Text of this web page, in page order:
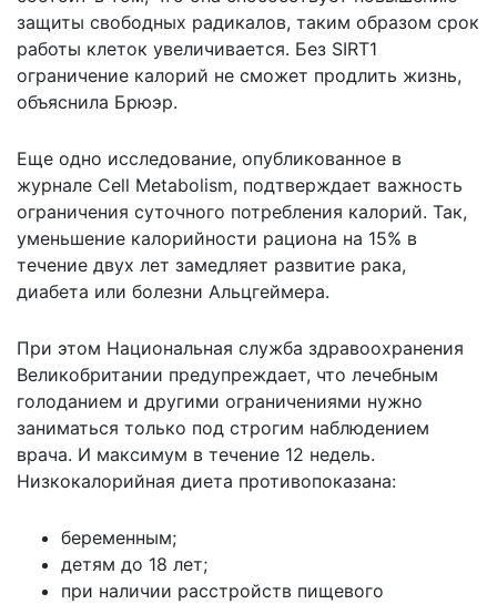
защиты свободных радикалов, таким образом срок
работы клеток увеличивается. Без SIRT1
ограничение калорий не сможет продлить жизнь,
объяснила Брюэр.
Еще одно исследование, опубликованное в
журнале Cell Metabolism, подтверждает важность
ограничения суточного потребления калорий. Так,
уменьшение калорийности рациона на 15% в
течение двух лет замедляет развитие рака,
диабета или болезни Альцгеймера.
При этом Национальная служба здравоохранения
Великобритании предупреждает, что лечебным
голоданием и другими ограничениями нужно
заниматься только под строгим наблюдением
врача. И максимум в течение 12 недель.
Низкокалорийная диета противопоказана:
беременным;
детям до 18 лет;
при наличии расстройств пищевого